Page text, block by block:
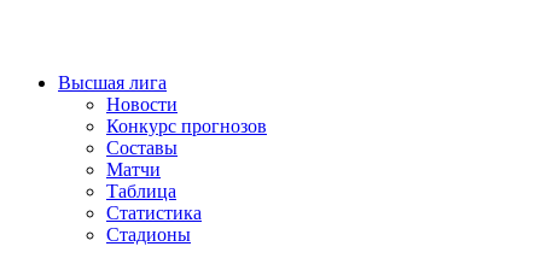
Высшая лига
Новости
Конкурс прогнозов
Составы
Матчи
Таблица
Статистика
Стадионы